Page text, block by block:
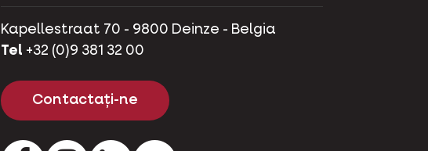
Kapellestraat 70 - 9800 Deinze - Belgia
Tel +32 (0)9 381 32 00
Contactați-ne